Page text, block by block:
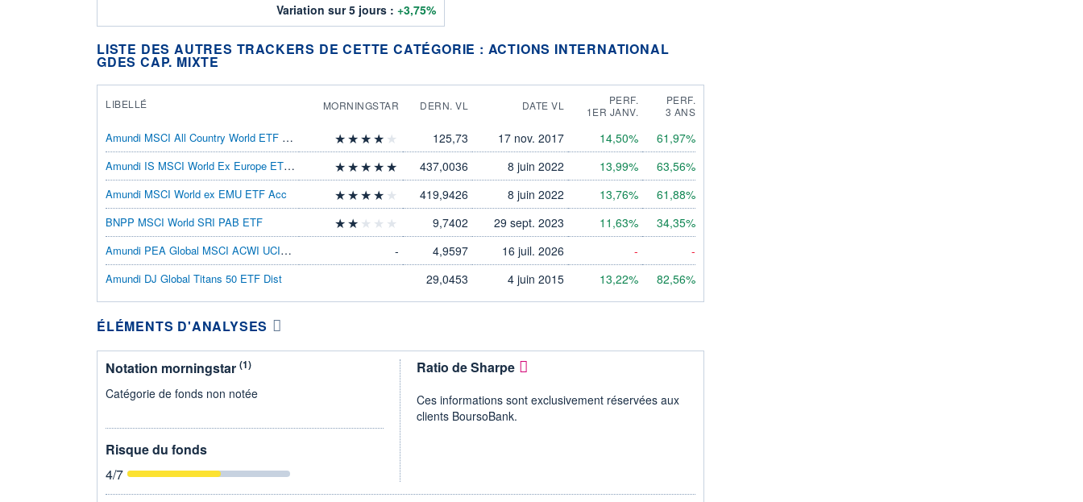
Variation sur 5 jours : +3,75%
LISTE DES AUTRES TRACKERS DE CETTE CATÉGORIE : ACTIONS INTERNATIONAL
GDES CAP. MIXTE
LIBELLÉ MORNINGSTAR DERN. VL DATE VL
PERF.
1ER JANV.
PERF.
3 ANS
Amundi MSCI All Country World ETF EURAcc 125,73 17 nov. 2017 14,50%
61,97%
Amundi IS MSCI World Ex Europe ETF-C EUR
437,0036 8 juin 2022 13,99% 63,56%
Amundi MSCI World ex EMU ETF Acc 419,9426 8 juin 2022 13,76% 61,88%
BNPP MSCI World SRI PAB ETF  9,7402 29 sept. 2023 11,63%
34,35%
Amundi PEA Global MSCI ACWI UCITS ETF A
- 4,9597 16 juil. 2026 - -
Amundi DJ Global Titans 50 ETF Dist 29,0453 4 juin 2015 13,22% 82,56%
ÉLÉMENTS D'ANALYSES
Notation morningstar (1)
Catégorie de fonds non notée
Risque du fonds
4/7
Ratio de Sharpe
Ces informations sont exclusivement réservées aux
clients BoursoBank.